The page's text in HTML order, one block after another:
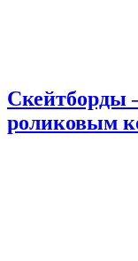
Скейтборды
роликовым